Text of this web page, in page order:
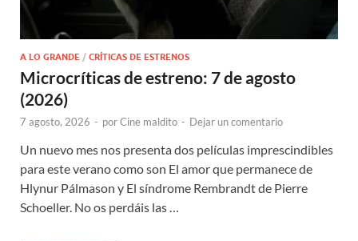
A LO GRANDE / CRÍTICAS DE ESTRENOS
Microcríticas de estreno: 7 de agosto
(2026)
7 agosto, 2026 - porCine maldito - Dejar un comentario
Un nuevo mes nos presenta dos películas imprescindibles
para este verano como son El amor que permanece de
Hlynur Pálmason y El síndrome Rembrandt de Pierre
Schoeller. No os perdáis las …